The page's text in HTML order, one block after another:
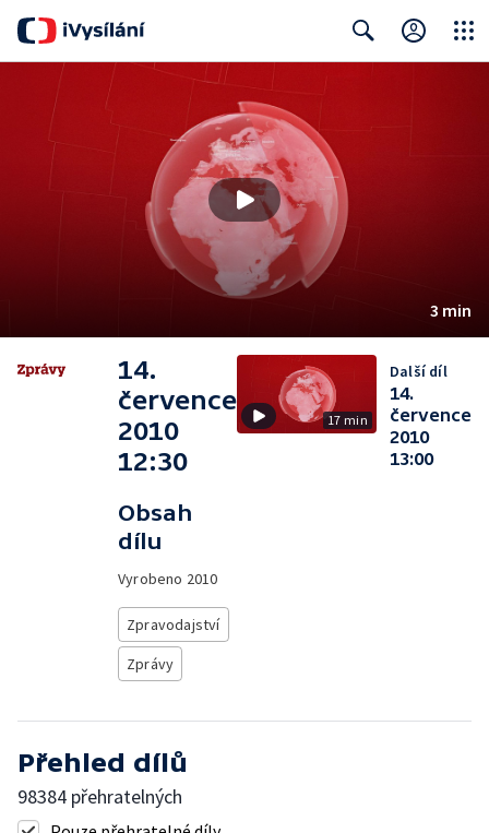
3 min
14.
července
2010
12:30
Obsah
dílu
Vyrobeno 2010
Zpravodajství
Zprávy
17 min
Další díl
14.
července
2010
13:00
Přehled dílů
98384 přehratelných